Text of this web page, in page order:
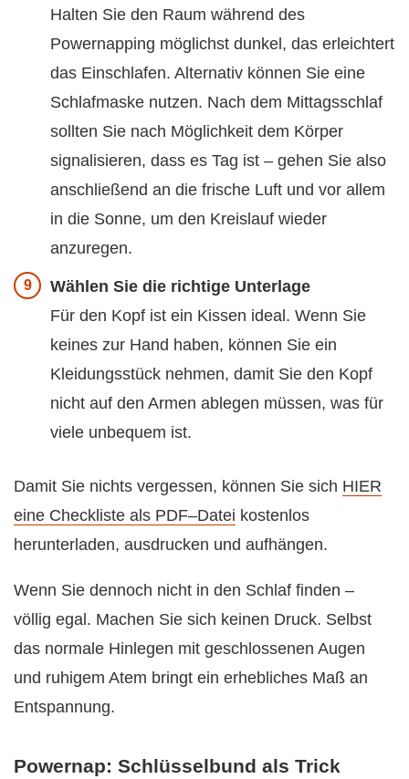
Halten Sie den Raum während des
Powernapping möglichst dunkel, das erleichtert
das Einschlafen. Alternativ können Sie eine
Schlafmaske nutzen. Nach dem Mittagsschlaf
sollten Sie nach Möglichkeit dem Körper
signalisieren, dass es Tag ist – gehen Sie also
anschließend an die frische Luft und vor allem
in die Sonne, um den Kreislauf wieder
anzuregen.
Wählen Sie die richtige Unterlage
Für den Kopf ist ein Kissen ideal. Wenn Sie
keines zur Hand haben, können Sie ein
Kleidungsstück nehmen, damit Sie den Kopf
nicht auf den Armen ablegen müssen, was für
viele unbequem ist.
Damit Sie nichts vergessen, können Sie sich HIER
eine Checkliste als PDF–Datei kostenlos
herunterladen, ausdrucken und aufhängen.
Wenn Sie dennoch nicht in den Schlaf finden –
völlig egal. Machen Sie sich keinen Druck. Selbst
das normale Hinlegen mit geschlossenen Augen
und ruhigem Atem bringt ein erhebliches Maß an
Entspannung.
Powernap: Schlüsselbund als Trick